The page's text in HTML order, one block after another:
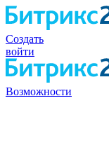
Создать
войти
Возможности